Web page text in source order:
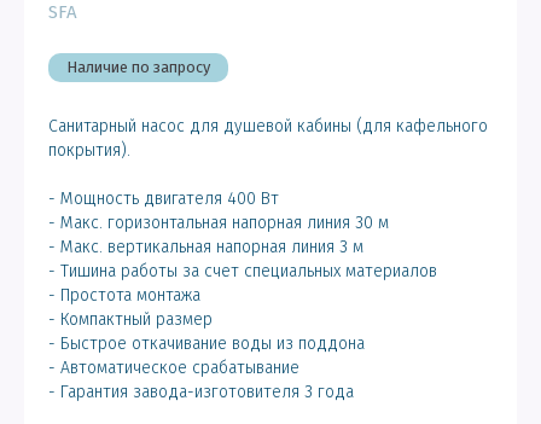
SFA
Наличие по запросу
Санитарный насос для душевой кабины (для кафельного
покрытия).
- Мощность двигателя 400 Вт
- Макс. горизонтальная напорная линия 30 м
- Макс. вертикальная напорная линия 3 м
- Тишина работы за счет специальных материалов
- Простота монтажа
- Компактный размер
- Быстрое откачивание воды из поддона
- Автоматическое срабатывание
- Гарантия завода-изготовителя 3 года